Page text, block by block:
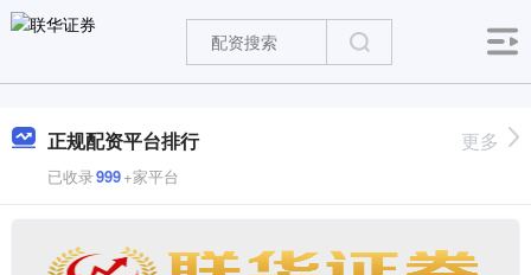
正规配资平台排行
已收录999+家平台
更多